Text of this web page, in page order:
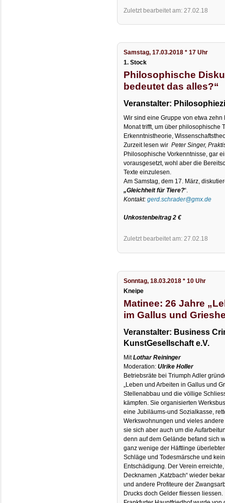
Zuletzt bearbeitet am: 27.02.18
Samstag, 17.03.2018 * 17 Uhr
1. Stock
Philosophische
bedeutet das alles?“
Veranstalter:
Wir sind eine Gruppe von etwa
Monat trifft, um über philosophische
Erkenntnistheorie,
Zurzeit lesen wir Peter Singer,
Philosophische Vorkenntnisse, gar
vorausgesetzt, wohl aber die
Texte einzulesen.
Am Samstag, dem 17. März,
„Gleichheit für Tiere?“.
Kontakt:gerd.schrader@gmx.de
Unkostenbeitrag 2 €
Zuletzt bearbeitet am: 27.02.18
Sonntag, 18.03.2018 * 10 Uhr
Kneipe
Matinee: 26 Jahre
im Gallus und
Veranstalter: Business
KunstGesellschaft e.V.
MitLothar Reininger
Moderation:Ulrike Holler
Betriebsräte bei Triumph Adler
„Leben und Arbeiten in Gallus und
Stellenabbau und die völlige
kämpfen. Sie organisierten
eine Jubiläums-und Sozialkasse,
Werkswohnungen und vieles
sie sich aber auch um die
denn auf dem Gelände befand sich
ganz wenige der Häftlinge
Schläge und Todesmärsche und
Entschädigung. Der Verein
Decknamen „Katzbach“ wieder
und andere Profiteure der
Drucks doch Gelder fliessen